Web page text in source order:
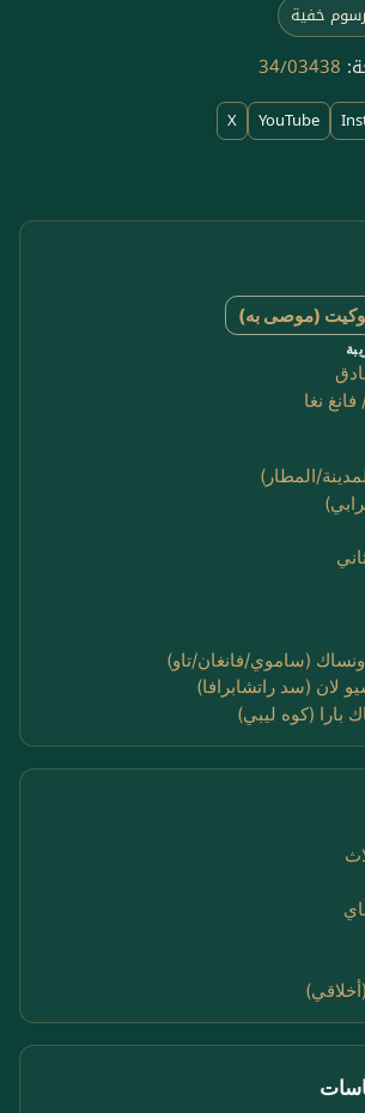
رسوم خفية
34/03438
YouTube
X
(موصى به)
نغا
المطار)
(ساموي/فانغان/تاو)
لان (سد راتشابرافا)
(كوه ليبي)